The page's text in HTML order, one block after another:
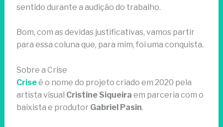
sentido durante a audição do trabalho.
Bom, com as devidas justificativas, vamos partir
para essa coluna que, para mim, foi uma conquista.
Sobre a Crise
Criseé o nome do projeto criado em 2020 pela
artista visual Cristine Siqueira em parceria com o
baixista e produtor Gabriel Pasin.